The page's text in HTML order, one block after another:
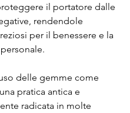
il portatore dalle
rendendole
per il benessere e la
delle gemme come
pratica antica e
radicata in molte